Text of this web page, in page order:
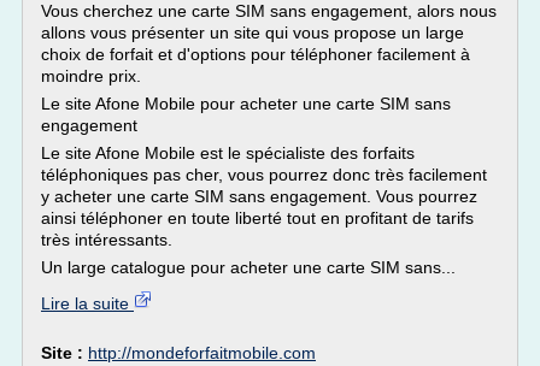
Vous cherchez une carte SIM sans engagement, alors nous
allons vous présenter un site qui vous propose un large
choix de forfait et d'options pour téléphoner facilement à
moindre prix.
Le site Afone Mobile pour acheter une carte SIM sans
engagement
Le site Afone Mobile est le spécialiste des forfaits
téléphoniques pas cher, vous pourrez donc très facilement
y acheter une carte SIM sans engagement. Vous pourrez
ainsi téléphoner en toute liberté tout en profitant de tarifs
très intéressants.
Un large catalogue pour acheter une carte SIM sans...
Lire la suite
Site : http://mondeforfaitmobile.com